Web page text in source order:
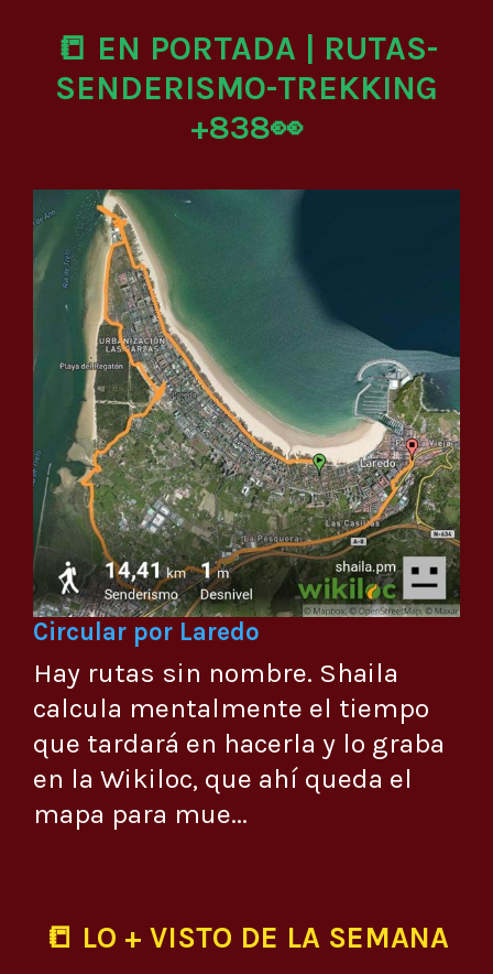
📒 EN PORTADA | RUTAS-
SENDERISMO-TREKKING
+838👀
Circular por Laredo
Hay rutas sin nombre. Shaila
calcula mentalmente el tiempo
que tardará en hacerla y lo graba
en la Wikiloc, que ahí queda el
mapa para mue...
📒 LO + VISTO DE LA SEMANA